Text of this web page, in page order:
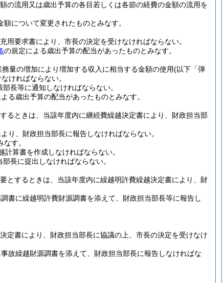
の流用又は歳出予算の各目若しくは各節の経費の金額の流用を
について変更されたものとみなす。
要求書により、市長の決定を受けなければならない。
の規定による歳出予算の配当があったものとみなす。
量の増加により増加する収入に相当する金額の使用(以下「弾
ければならない。
長等に通知しなければならない。
る歳出予算の配当があったものとみなす。
るときは、当該年度内に継続費繰越決定書により、財政担当部
り、財政担当部長に報告しなければならない。
す。
算書を作成しなければならない。
長に提出しなければならない。
とするときは、当該年度内に繰越明許費繰越決定書により、財
書に繰越明許費財源調書を添えて、財政担当部長等に報告し
定書により、財政担当部長に協議の上、市長の決定を受けなけ
故繰越財源調書を添えて、財政担当部長に報告しなければな